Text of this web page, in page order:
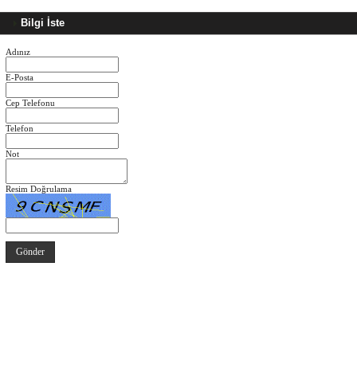
Bilgi İste
Adınız
E-Posta
Cep Telefonu
Telefon
Not
Resim Doğrulama